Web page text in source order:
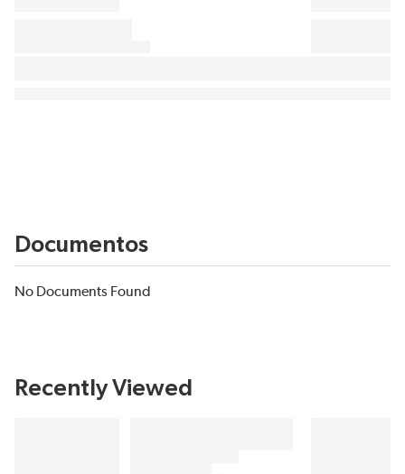
Documentos
No Documents Found
Recently Viewed